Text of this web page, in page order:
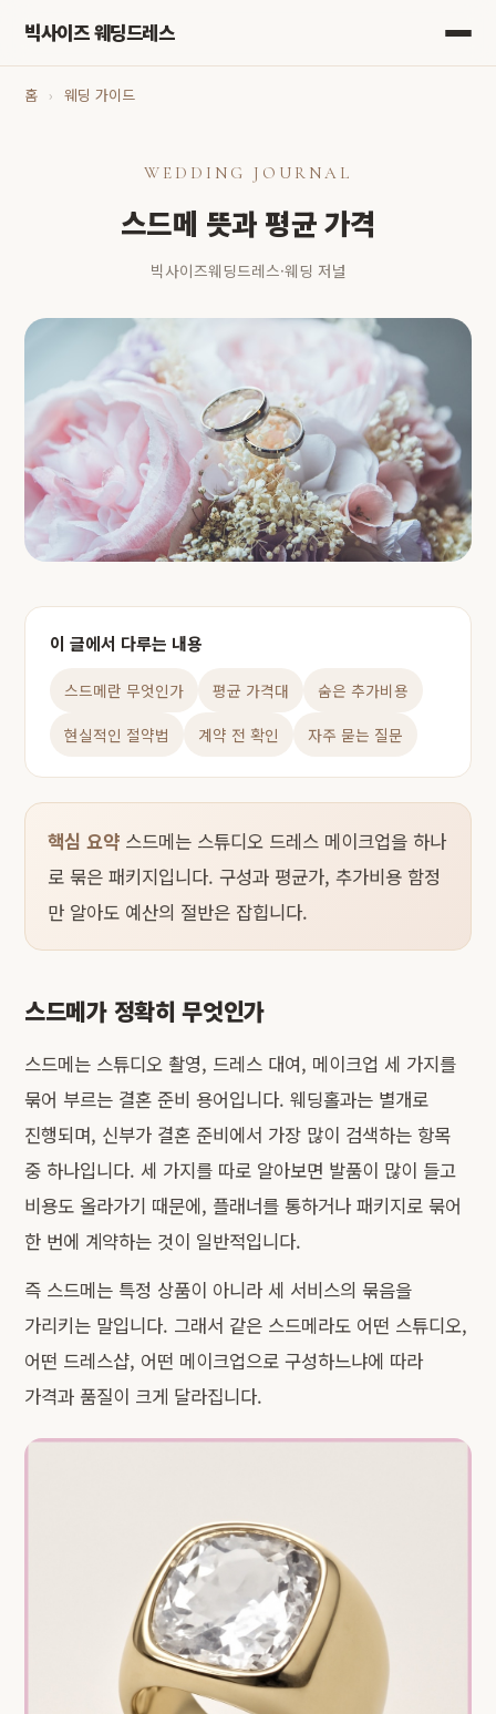
빅사이즈 웨딩드레스
홈 › 웨딩 가이드
WEDDING JOURNAL
스드메 뜻과 평균 가격
빅사이즈웨딩드레스·웨딩 저널
이 글에서 다루는 내용
스드메란 무엇인가 평균 가격대
숨은 추가비용
현실적인 절약법
계약 전 확인 자주 묻는 질문
핵심 요약 스드메는 스튜디오 드레스 메이크업을 하나
로 묶은 패키지입니다. 구성과 평균가, 추가비용 함정
만 알아도 예산의 절반은 잡힙니다.
스드메가 정확히 무엇인가
스드메는 스튜디오 촬영, 드레스 대여, 메이크업 세 가지를
묶어 부르는 결혼 준비 용어입니다. 웨딩홀과는 별개로
진행되며, 신부가 결혼 준비에서 가장 많이 검색하는 항목
중 하나입니다. 세 가지를 따로 알아보면 발품이 많이 들고
비용도 올라가기 때문에, 플래너를 통하거나 패키지로 묶어
한 번에 계약하는 것이 일반적입니다.
즉 스드메는 특정 상품이 아니라 세 서비스의 묶음을
가리키는 말입니다. 그래서 같은 스드메라도 어떤 스튜디오,
어떤 드레스샵, 어떤 메이크업으로 구성하느냐에 따라
가격과 품질이 크게 달라집니다.